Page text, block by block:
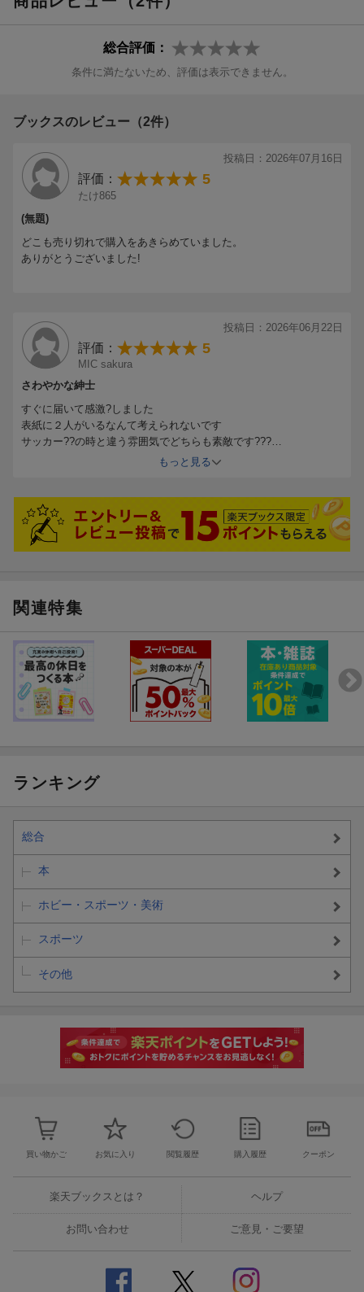
神山智洋（WEST.）
確かな歩みが結んだもの。
青き追い風。Wind at Our Backs
FIFA World Cup 2026(TM)
世界最大のサッカーの祭典、開幕。
サッカーワールドカップ観戦ガイド。
映画『おそ松さん 人類クズ化計画!!!!!?』短期連載
しゃれ松化計画 #03
コアの筋肉を鍛えて美姿勢に!
部位別体幹トレサーキット。
上田綺世
中村敬斗
（サッカー日本代表）
世界の頂点へ。最高の景色を。
便利アイテム、気になる呼吸法、最新アプリ…
神山智洋（WEST.）
確かな歩みが結んだもの。
與那城 奨／池崎理人（JI BLUE）
FIFA World Cup 2026(TM)
世界最大のサッカーの祭典、開幕。
サッカーワールドカップ観戦ガイド。
映画『おそ松さん 人類クズ化計画!!!!!?』短期連載
しゃれ松化計画 #03
小島 健
総合評価：
条件に満たないため、評価は表示できません。
ブックスのレビュー（2件）
投稿日：2026年07月16日
評価： 5
たけ865
(無題)
どこも売り切れで購入をあきらめていました。
ありがとうございました!
投稿日：2026年06月22日
評価： 5
MIC sakura
さわやかな紳士
すぐに届いて感激?しました
表紙に２人がいるなんて考えられないです
サッカー??の時と違う雰囲気でどちらも素敵です???
ユニフォームと私服どちらも技ありです
第二弾を期待しています??
もっと見る
関連特集
ランキング
総合
本
ホビー・スポーツ・美術
スポーツ
その他
買い物かご お気に入り 閲覧履歴 購入履歴 クーポン
楽天ブックスとは？ ヘルプ
お問い合わせ ご意見・ご要望